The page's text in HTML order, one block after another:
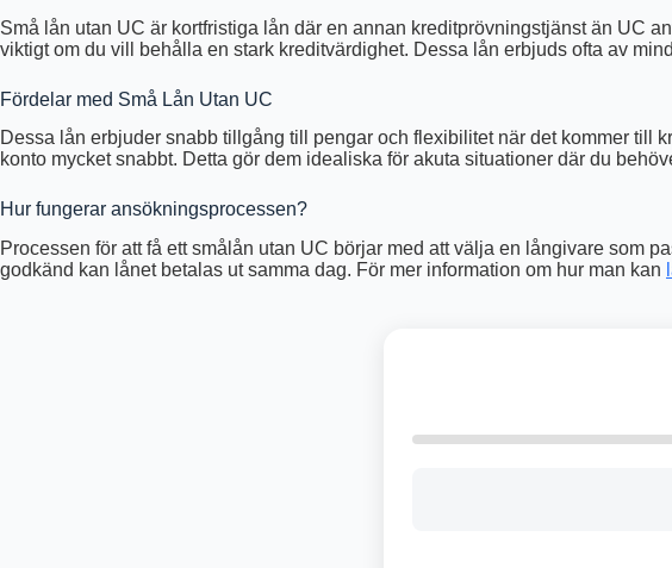
Små lån utan UC är kortfristiga lån där en annan kreditprövningstjänst än UC
viktigt om du vill behålla en stark kreditvärdighet. Dessa lån erbjuds ofta av
Fördelar med Små Lån Utan UC
Dessa lån erbjuder snabb tillgång till pengar och flexibilitet när det kommer till
konto mycket snabbt. Detta gör dem idealiska för akuta situationer där du
Hur fungerar ansökningsprocessen?
Processen för att få ett smålån utan UC börjar med att välja en långivare som
godkänd kan lånet betalas ut samma dag. För mer information om hur man kan